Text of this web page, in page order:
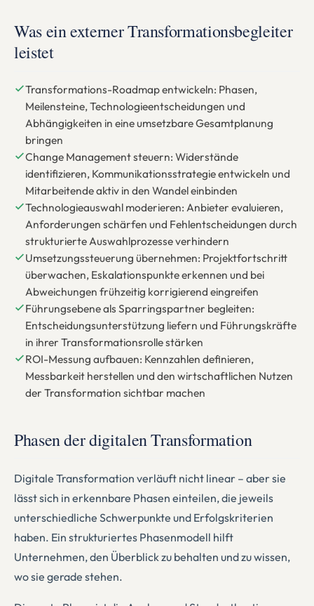
Was ein externer Transformationsbegleiter
leistet
Transformations-Roadmap entwickeln: Phasen,
Meilensteine, Technologieentscheidungen und
Abhängigkeiten in eine umsetzbare Gesamtplanung
bringen
Change Management steuern: Widerstände
identifizieren, Kommunikationsstrategie entwickeln und
Mitarbeitende aktiv in den Wandel einbinden
Technologieauswahl moderieren: Anbieter evaluieren,
Anforderungen schärfen und Fehlentscheidungen durch
strukturierte Auswahlprozesse verhindern
Umsetzungssteuerung übernehmen: Projektfortschritt
überwachen, Eskalationspunkte erkennen und bei
Abweichungen frühzeitig korrigierend eingreifen
Führungsebene als Sparringspartner begleiten:
Entscheidungsunterstützung liefern und Führungskräfte
in ihrer Transformationsrolle stärken
ROI-Messung aufbauen: Kennzahlen definieren,
Messbarkeit herstellen und den wirtschaftlichen Nutzen
der Transformation sichtbar machen
Phasen der digitalen Transformation
Digitale Transformation verläuft nicht linear – aber sie
lässt sich in erkennbare Phasen einteilen, die jeweils
unterschiedliche Schwerpunkte und Erfolgskriterien
haben. Ein strukturiertes Phasenmodell hilft
Unternehmen, den Überblick zu behalten und zu wissen,
wo sie gerade stehen.